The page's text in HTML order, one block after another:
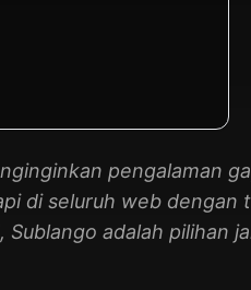
pengalaman
di seluruh web
Sublango adalah pilihan